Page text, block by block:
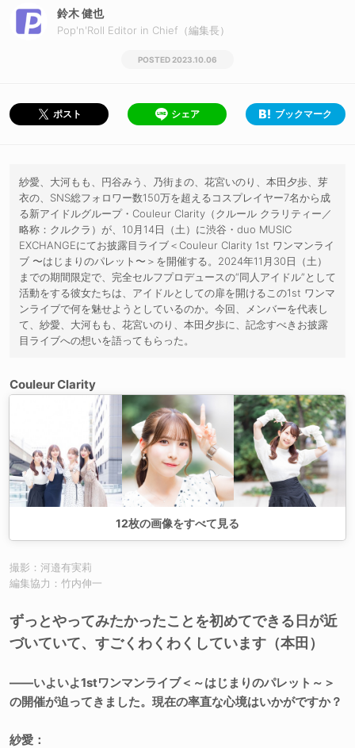
鈴木 健也
Pop'n'Roll Editor in Chief（編集長）
2023.10.06
ポスト シェア ブックマーク
紗愛、大河もも、円谷みう、乃街まの、花宮いのり、本田夕歩、芽
衣の、SNS総フォロワー数150万を超えるコスプレイヤー7名から成
る新アイドルグループ・Couleur Clarity（クルール クラリティー／
略称：クルクラ）が、10月14日（土）に渋谷・duo MUSIC
EXCHANGEにてお披露目ライブ＜Couleur Clarity 1st ワンマンライ
ブ 〜はじまりのパレット〜＞を開催する。2024年11月30日（土）
までの期間限定で、完全セルフプロデュースの“同人アイドル”として
活動をする彼女たちは、アイドルとしての扉を開けるこの1st ワンマ
ンライブで何を魅せようとしているのか。今回、メンバーを代表し
て、紗愛、大河もも、花宮いのり、本田夕歩に、記念すべきお披露
目ライブへの想いを語ってもらった。
Couleur Clarity
12枚の画像をすべて見る
撮影：河邉有実莉
編集協力：竹内伸一
ずっとやってみたかったことを初めてできる日が近
づいていて、すごくわくわくしています（本田）
――いよいよ1stワンマンライブ＜～はじまりのパレット～＞
の開催が迫ってきました。現在の率直な心境はいかがですか？
紗愛：